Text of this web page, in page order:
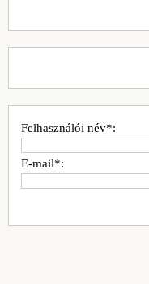
Felhasználói név*:
E-mail*: